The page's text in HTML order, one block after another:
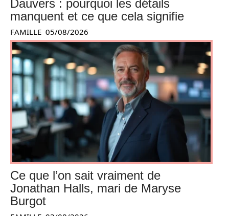
Dauvers : pourquoi les détails
manquent et ce que cela signifie
FAMILLE 05/08/2026
Ce que l’on sait vraiment de
Jonathan Halls, mari de Maryse
Burgot